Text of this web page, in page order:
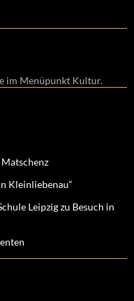
im Menüpunkt Kultur.
Kleinliebenau“
Leipzig zu Besuch in